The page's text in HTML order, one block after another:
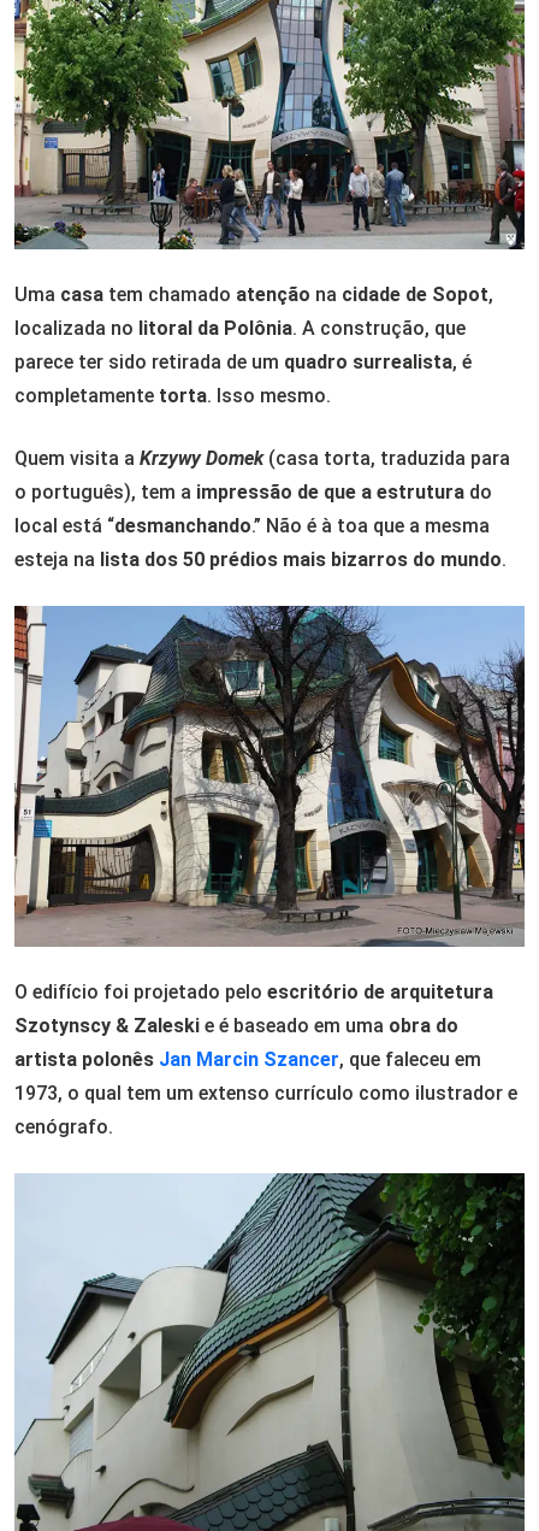
Uma casa tem chamado atenção na cidade de Sopot,
localizada no litoral da Polônia. A construção, que
parece ter sido retirada de um quadro surrealista, é
completamente torta. Isso mesmo.
Quem visita a Krzywy Domek(casa torta, traduzida para
o português), tem a impressão de que a estrutura do
local está “desmanchando.” Não é à toa que a mesma
esteja na lista dos 50 prédios mais bizarros do mundo.
O edifício foi projetado pelo escritório de arquitetura
Szotynscy & Zaleski e é baseado em uma obra do
artista polonês Jan Marcin Szancer, que faleceu em
1973, o qual tem um extenso currículo como ilustrador e
cenógrafo.